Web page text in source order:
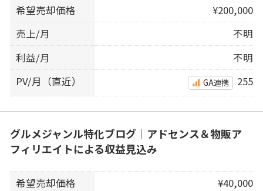
希望売却価格
¥200,000
売上/月
不明
利益/月
不明
PV/月（直近）
GA連携 255
グルメジャンル特化ブログ｜アドセンス＆物販ア
フィリエイトによる収益見込み
希望売却価格
¥40,000